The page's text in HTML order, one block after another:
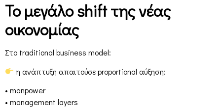
Το μεγάλο shift της νέας
οικονομίας
Στο traditional business model:
η ανάπτυξη απαιτούσε proportional αύξηση:
• manpower
• management layers